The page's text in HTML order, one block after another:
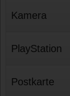
Kamera
PlayStation
Postkarte